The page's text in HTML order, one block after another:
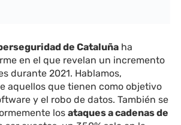
de Cataluña ha
en el que revelan un incremento
durante 2021. Hablamos,
aquellos que tienen como objetivo
y el robo de datos. También se
losataques a cadenas de